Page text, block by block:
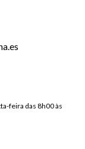
feira das 8h00 às